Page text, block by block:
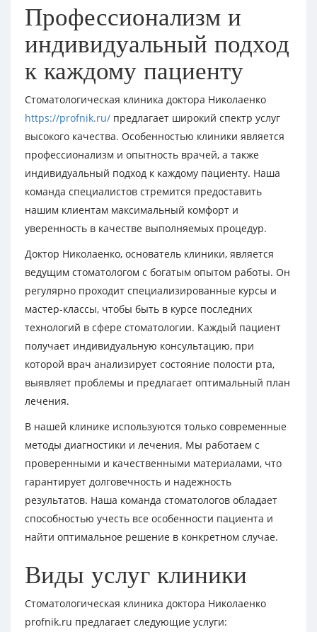
Профессионализм и
индивидуальный подход
к каждому пациенту
Стоматологическая клиника доктора Николаенко
https://profnik.ru/ предлагает широкий спектр услуг
высокого качества. Особенностью клиники является
профессионализм и опытность врачей, а также
индивидуальный подход к каждому пациенту. Наша
команда специалистов стремится предоставить
нашим клиентам максимальный комфорт и
уверенность в качестве выполняемых процедур.
Доктор Николаенко, основатель клиники, является
ведущим стоматологом с богатым опытом работы. Он
регулярно проходит специализированные курсы и
мастер-классы, чтобы быть в курсе последних
технологий в сфере стоматологии. Каждый пациент
получает индивидуальную консультацию, при
которой врач анализирует состояние полости рта,
выявляет проблемы и предлагает оптимальный план
лечения.
В нашей клинике используются только современные
методы диагностики и лечения. Мы работаем с
проверенными и качественными материалами, что
гарантирует долговечность и надежность
результатов. Наша команда стоматологов обладает
способностью учесть все особенности пациента и
найти оптимальное решение в конкретном случае.
Виды услуг клиники
Стоматологическая клиника доктора Николаенко
profnik.ru предлагает следующие услуги: